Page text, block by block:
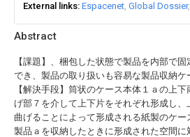
Abstract
【課題】、梱包した状態で製品を内部で
でき、製品の取り扱いも容易な製品収納ケ
【解決手段】筒状のケース本体１ａの上下
げ部７を介して上下片をそれぞれ形成し、
曲げることによって形成される紙製のケー
製品ａを収納したときに形成された空間に
External links Espacenet Global Dossier